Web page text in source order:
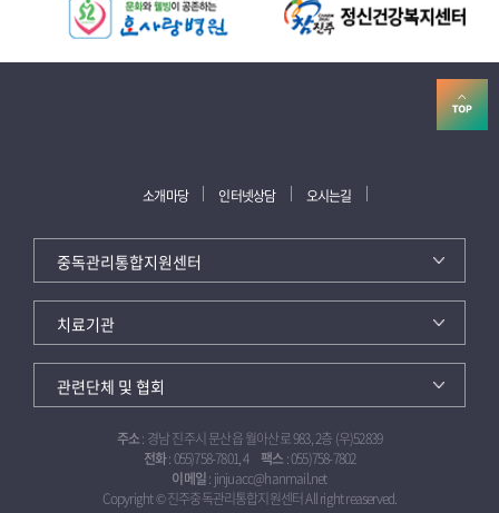
소개마당 인터넷상담 오시는길
주소: 경남 진주시 문산읍 월아산로 983, 2층 (우)52839
전화: 055)758-7801, 4 팩스 : 055)758-7802
이메일: jinjuacc@hanmail.net
Copyright © 진주중독관리통합지원센터 All right reaserved.